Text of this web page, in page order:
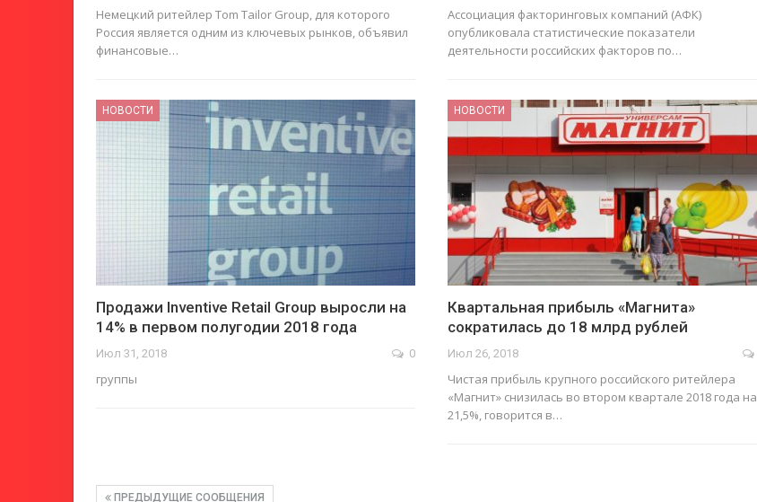
Немецкий ритейлер Tom Tailor Group, для которого
Россия является одним из ключевых рынков, объявил
финансовые…
Ассоциация факторинговых компаний (АФК)
опубликовала статистические показатели
деятельности российских факторов по…
НОВОСТИ
Продажи Inventive Retail Group выросли на
14% в первом полугодии 2018 года
Июл 31, 2018 0
группы
НОВОСТИ
Квартальная прибыль «Магнита»
сократилась до 18 млрд рублей
Июл 26, 2018
Чистая прибыль крупного российского ритейлера
«Магнит» снизилась во втором квартале 2018 года на
21,5%, говорится в…
ПРЕДЫДУЩИЕ СООБЩЕНИЯ